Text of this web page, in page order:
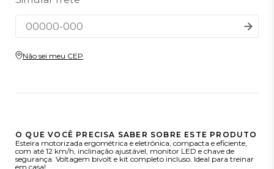
Não sei meu CEP
O QUE VOCÊ PRECISA SABER SOBRE ESTE PRODUTO
Esteira motorizada ergométrica e eletrônica, compacta e eficiente,
com até 12 km/h, inclinação ajustável, monitor LED e chave de
segurança. Voltagem bivolt e kit completo incluso. Ideal para treinar
em casa!